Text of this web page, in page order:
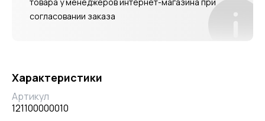
согласовании заказа
Характеристики
Артикул
121100000010